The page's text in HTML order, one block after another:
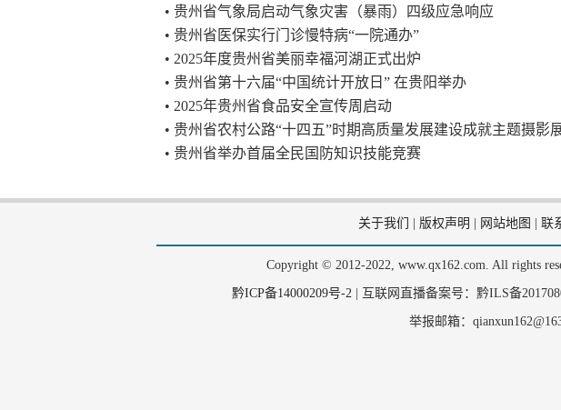
• 贵州省气象局启动气象灾害（暴雨）四级应急响应
• 贵州省医保实行门诊慢特病“一院通办”
• 2025年度贵州省美丽幸福河湖正式出炉
• 贵州省第十六届“中国统计开放日” 在贵阳举办
• 2025年贵州省食品安全宣传周启动
• 贵州省农村公路“十四五”时期高质量发展建设成就主题摄影
• 贵州省举办首届全民国防知识技能竞赛
关于我们 版权声明 网站地图 联
Copyright © 2012-2022, www.qx162.com. All rights
黔ICP备14000209号-2| 互联网直播备案号：黔ILS备
举报邮箱：